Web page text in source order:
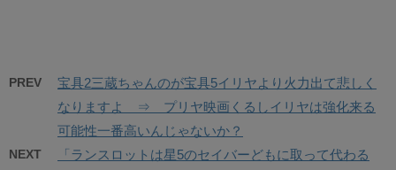
PREV
宝具2三蔵ちゃんのが宝具5イリヤより火力出て悲しく
なりますよ ⇒ プリヤ映画くるしイリヤは強化来る
可能性一番高いんじゃないか？
NEXT
「ランスロットは星5のセイバーどもに取って代わる